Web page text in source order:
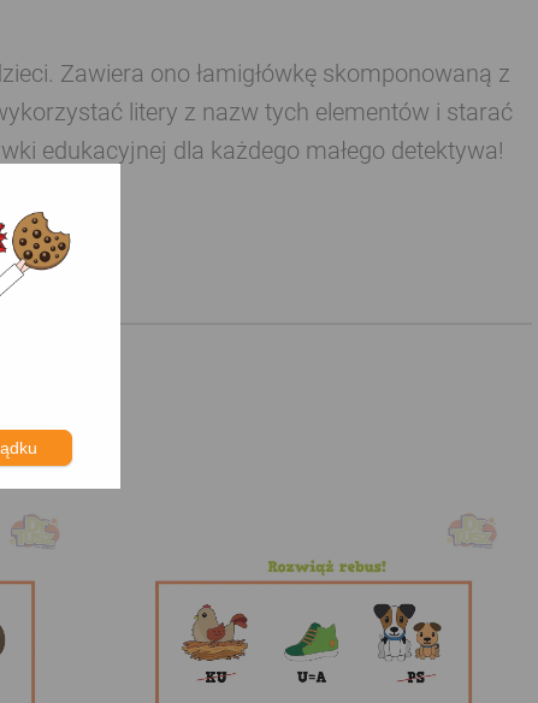
Zawiera ono łamigłówkę skomponowaną z
litery z nazw tych elementów i starać
edukacyjnej dla każdego małego detektywa!